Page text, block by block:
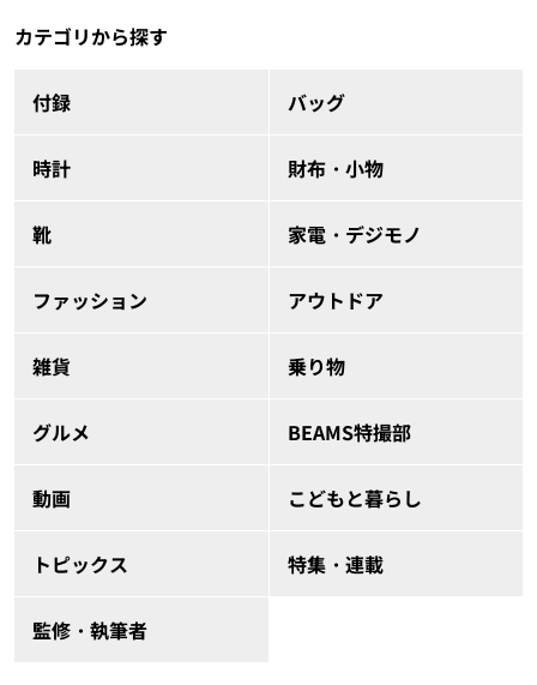
カテゴリから探す
付録 バッグ
時計 財布・小物
靴 家電・デジモノ
ファッション アウトドア
雑貨 乗り物
グルメ BEAMS特撮部
動画 こどもと暮らし
トピックス 特集・連載
監修・執筆者